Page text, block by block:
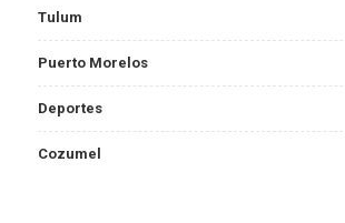
Tulum
Puerto Morelos
Deportes
Cozumel